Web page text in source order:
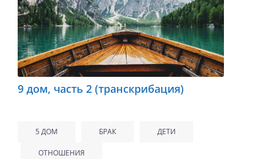
9 дом, часть 2 (транскрибация)
5 ДОМ БРАК ДЕТИ
ОТНОШЕНИЯ